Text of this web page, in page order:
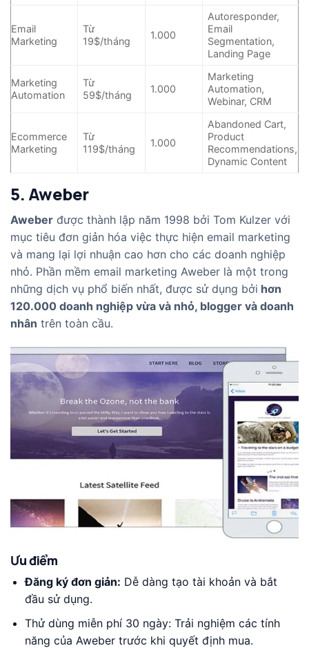
Email
Marketing
Từ
19$/tháng
1.000
Autoresponder,
Email
Segmentation,
Landing Page
Marketing
Automation
Từ
59$/tháng
1.000
Marketing
Automation,
Webinar, CRM
Ecommerce
Marketing
Từ
119$/tháng
1.000
Abandoned Cart,
Product
Recommendations,
Dynamic Content
5. Aweber
Aweber được thành lập năm 1998 bởi Tom Kulzer với
mục tiêu đơn giản hóa việc thực hiện email marketing
và mang lại lợi nhuận cao hơn cho các doanh nghiệp
nhỏ. Phần mềm email marketing Aweber là một trong
những dịch vụ phổ biến nhất, được sử dụng bởi hơn
120.000 doanh nghiệp vừa và nhỏ, blogger và doanh
nhân trên toàn cầu.
Ưu điểm
Đăng ký đơn giản: Dễ dàng tạo tài khoản và bắt
đầu sử dụng.
Thử dùng miễn phí 30 ngày: Trải nghiệm các tính
năng của Aweber trước khi quyết định mua.